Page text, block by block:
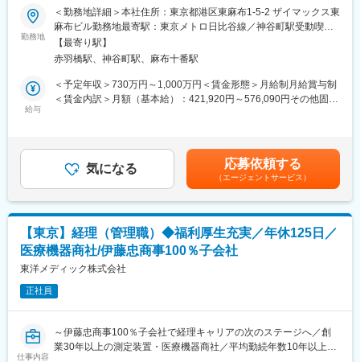
価値を提供する事に取り組んでいます。
変更の範囲：会社の定める業務
■当社について：
医療機関向けに医薬品や医療機器の調達を支援する「共同購入
（GPO：Group Purchasing Organization）事業」を展開していま
す。大手病院のニーズを集約し、ITベンダーやメーカーに大量発
注をすることで各医療機関の調達コスト削減と業務効率化を支援
しています。
コンサルティングを行っていただきます。
・GPO会員病院（VHJ病院）、その他新規施設に対するITコスト
削減支援、IT導入支援サービス提供
・医療機関の購買データの二次利用の推進、及び、関連するITの
企画・推進（サポート）
■将来のキャリアプラン：
まずは既存の営業業務を習得していただき、徐々に企画業務や後
進の育成も担当し、IT分野のリーダー兼プロジェクトマネージャ
ーを担っていただきます。将来的には医療×ITによる新規事業の創
出およびそれに伴う新組織の設立とリードを期待します。
勤務地
＜勤務地詳細＞本社住所：東京都港区東麻布1-5-2 ザイマックス東
麻布ビル勤務地最寄駅：東京メトロ日比谷線／神谷町駅受動喫煙
対策：屋内全面禁煙変更の範囲：会社の定める事業所（リモート
ワーク含む）
【最寄り駅】
赤羽橋駅、神谷町駅、麻布十番駅
給与
＜予定年収＞730万円～1,000万円＜賃金形態＞月給制月給賞与制
＜賃金内訳＞月額（基本給）：421,920円～576,090円その他固定
であり、選考を通じて上下する可能性があります。月給(月額)は固
定手当を含めた表記です。
気になる 応募依頼する
（エージェントサービス）
【東京】経理（管理職）◆福利厚生充実／年休125日／
医療機器商社/伊藤忠商事100％子会社
東洋メディック株式会社
正社員
仕事内容
～伊藤忠商事100％子会社で経理キャリアの次のステージへ／創
業30年以上の測定装置・医療機器商社／平均勤続年数10年以上／